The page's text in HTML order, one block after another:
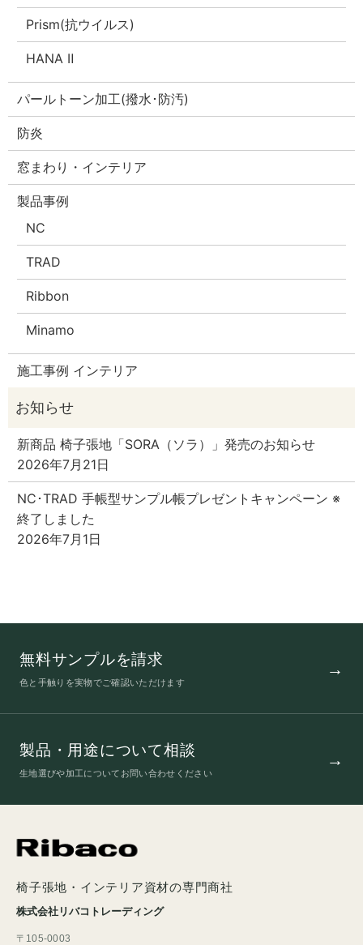
Prism(抗ウイルス)
HANA Ⅱ
パールトーン加工(撥水･防汚)
防炎
窓まわり・インテリア
製品事例
NC
TRAD
Ribbon
Minamo
施工事例 インテリア
新商品 椅子張地「SORA（ソラ）」発売のお知らせ
2026年7月21日
NC･TRAD 手帳型サンプル帳プレゼントキャンペーン ※
終了しました
2026年7月1日
無料サンプルを請求
色と手触りを実物でご確認いただけます
製品・用途について相談
生地選びや加工についてお問い合わせください
椅子張地・インテリア資材の専門商社
株式会社リバコトレーディング
〒105-0003